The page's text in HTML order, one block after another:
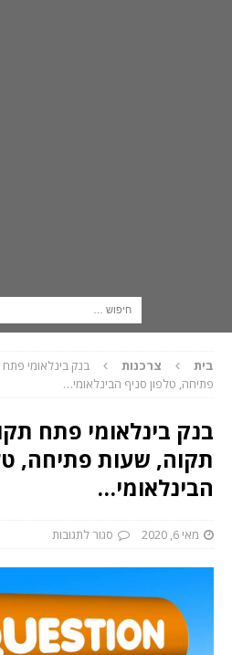
בית צרכנות
פתיחה, טלפון סניף הבינלאומי…
תקוה, שעות פתיחה,
הבינלאומי…
מאי 6, 2020 סגור לתגובות